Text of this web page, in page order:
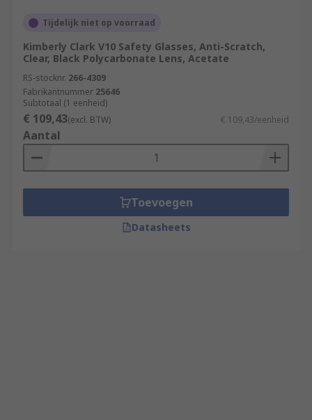
Tijdelijk niet op voorraad
Kimberly Clark V10 Safety Glasses, Anti-Scratch,
Clear, Black Polycarbonate Lens, Acetate
RS-stocknr. 266-4309
Fabrikantnummer 25646
Subtotaal (1 eenheid)
€ 109,43(excl. BTW) € 109,43/eenheid
Aantal
Toevoegen
Datasheets